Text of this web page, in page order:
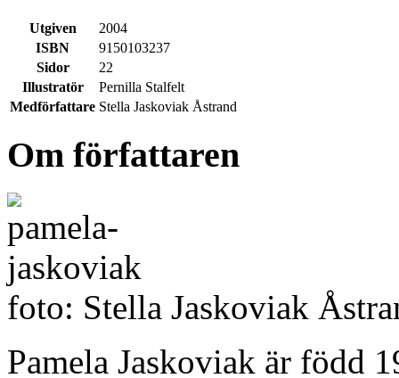
Utgiven
2004
ISBN
9150103237
Sidor
22
Illustratör
Pernilla Stalfelt
Medförfattare Stella Jaskoviak Åstrand
Om författaren
foto: Stella Jaskoviak
Pamela Jaskoviak är född